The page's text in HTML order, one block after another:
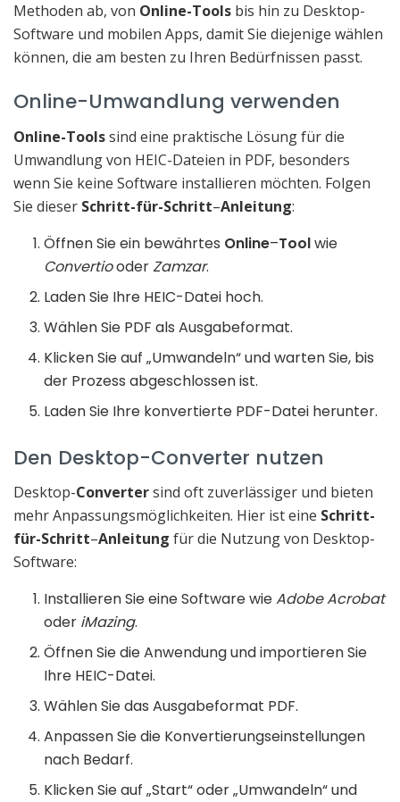
Methoden ab, von Online-Tools bis hin zu Desktop-
Software und mobilen Apps, damit Sie diejenige wählen
können, die am besten zu Ihren Bedürfnissen passt.
Online-Umwandlung verwenden
Online-Toolssind eine praktische Lösung für die
Umwandlung von HEIC-Dateien in PDF, besonders
wenn Sie keine Software installieren möchten. Folgen
Sie dieser Schritt-für-Schritt–Anleitung:
Öffnen Sie ein bewährtes Online–Toolwie
ConvertiooderZamzar.
Laden Sie Ihre HEIC-Datei hoch.
Wählen Sie PDF als Ausgabeformat.
Klicken Sie auf „Umwandeln“ und warten Sie, bis
der Prozess abgeschlossen ist.
Laden Sie Ihre konvertierte PDF-Datei herunter.
Den Desktop-Converter nutzen
Desktop-Convertersind oft zuverlässiger und bieten
mehr Anpassungsmöglichkeiten. Hier ist eine Schritt-
für-Schritt–Anleitung für die Nutzung von Desktop-
Software:
Installieren Sie eine Software wieAdobe Acrobat
oder iMazing.
Öffnen Sie die Anwendung und importieren Sie
Ihre HEIC-Datei.
Wählen Sie das Ausgabeformat PDF.
Anpassen Sie die Konvertierungseinstellungen
nach Bedarf.
Klicken Sie auf „Start“ oder „Umwandeln“ und